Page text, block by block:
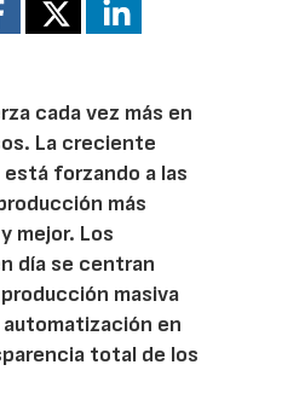
cada vez más en
La creciente
forzando a las
más
mejor. Los
día se centran
masiva
automatización en
total de los